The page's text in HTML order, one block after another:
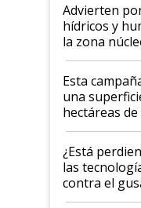
Advierten
hídricos y
la zona
Esta
una
hectáreas de
con una
variedades
salto
rendimiento
¿Está
las
contra el
desafío de